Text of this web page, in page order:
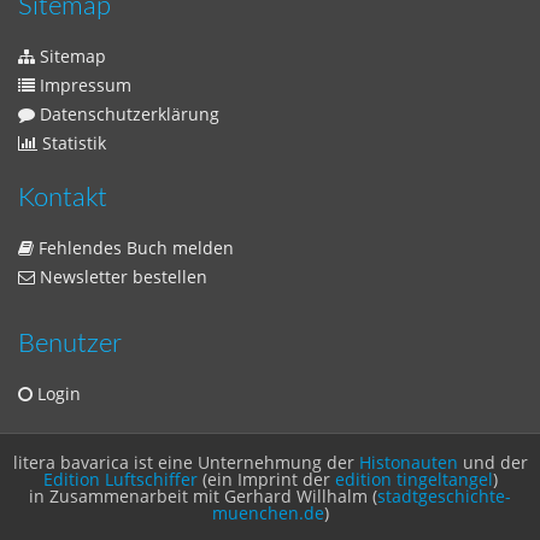
Sitemap
Sitemap
Impressum
Datenschutzerklärung
Statistik
Kontakt
Fehlendes Buch melden
Newsletter bestellen
Benutzer
Login
litera bavarica ist eine Unternehmung der Histonauten und der
Edition Luftschiffer(ein Imprint der edition tingeltangel)
in Zusammenarbeit mit Gerhard Willhalm (stadtgeschichte-
muenchen.de)